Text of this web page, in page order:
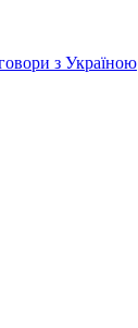
з Україною